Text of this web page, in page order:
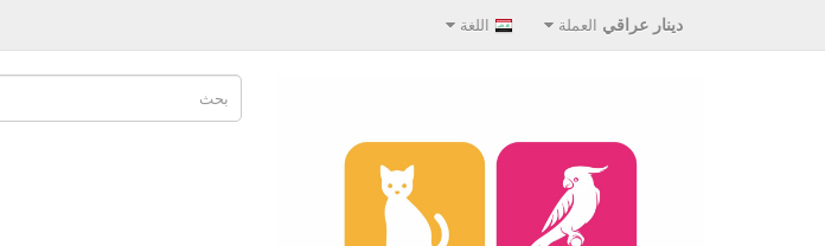
دينار عراقي العملة اللغة